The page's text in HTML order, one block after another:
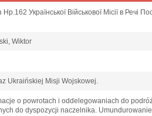
Нр.162 Української Військової Місії в Речі
Wiktor
Ukraińskiej Misji Wojskowej.
o powrotach i oddelegowaniach do
do dyspozycji naczelnika.